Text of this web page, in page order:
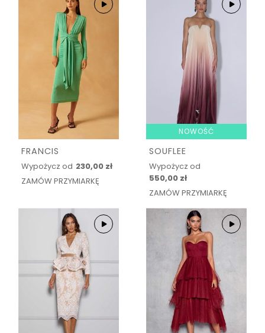
FRANCIS
Wypożycz od 230,00 zł
ZAMÓW PRZYMIARKĘ
NOWOŚĆ
SOUFLEE
Wypożycz od
550,00 zł
ZAMÓW PRZYMIARKĘ